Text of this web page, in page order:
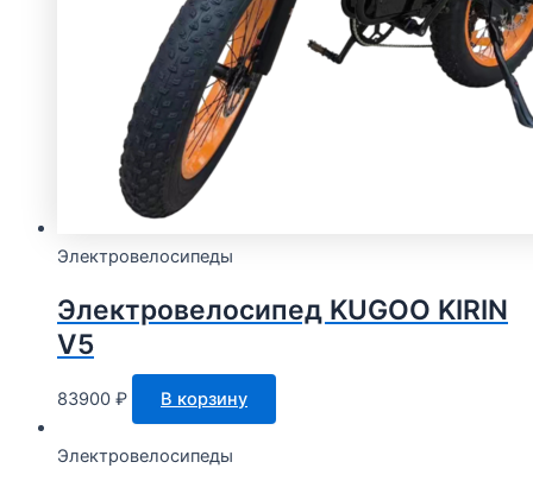
Электровелосипеды
Электровелосипед KUGOO KIRIN
V5
83900 ₽ В корзину
Электровелосипеды